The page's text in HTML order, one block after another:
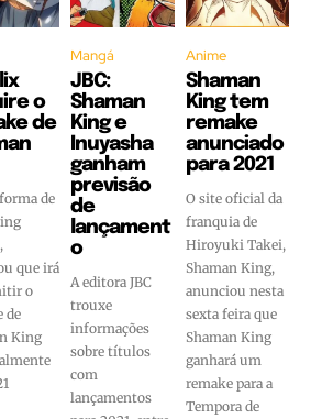
o
de
de
que irá
o
de
King
Mangá
JBC:
Shaman
King e
Inuyasha
ganham
previsão
de
lançament
o
A editora JBC
trouxe
informações
sobre títulos
com
lançamentos
Anime
Shaman
King tem
remake
anunciado
para 2021
O site oficial da
franquia de
Hiroyuki Takei,
Shaman King,
anunciou nesta
sexta feira que
Shaman King
ganhará um
remake para a
Tempora de